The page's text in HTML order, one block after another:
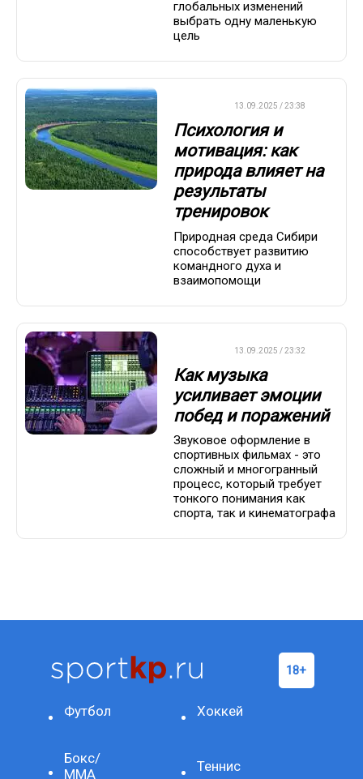
глобальных изменений
выбрать одну маленькую
цель
13.09.2025 / 23:38
Психология и
мотивация: как
природа влияет на
результаты
тренировок
Природная среда Сибири
способствует развитию
командного духа и
взаимопомощи
13.09.2025 / 23:32
Как музыка
усиливает эмоции
побед и поражений
Звуковое оформление в
спортивных фильмах - это
сложный и многогранный
процесс, который требует
тонкого понимания как
спорта, так и кинематографа
Футбол Хоккей
Бокс/
ММА
Теннис